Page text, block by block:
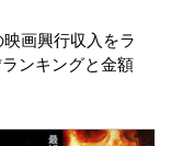
映画興行収入をラ
ンキングと金額